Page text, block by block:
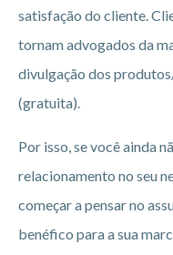
satisfação do cliente.
tornam advogados da
divulgação dos
(gratuita).
Por isso, se você ainda
relacionamento no seu
começar a pensar no
benéfico para a sua